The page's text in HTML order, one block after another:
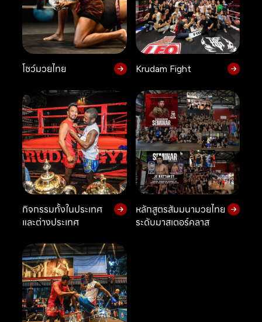
โชว์มวยไทย Krudam Fight
กิจกรรมทั้งในประเทศ
และต่างประเทศ
หลักสูตรสัมมนามวยไทย
ระดับมาสเตอร์คลาส